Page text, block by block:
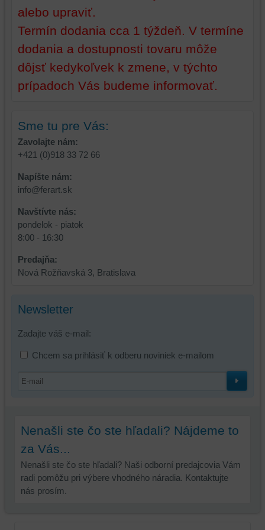
alebo upraviť.
Termín dodania cca 1 týždeň. V termíne
dodania a dostupnosti tovaru môže
dôjsť kedykoľvek k zmene, v týchto
prípadoch Vás budeme informovať.
Sme tu pre Vás:
Zavolajte nám:
+421 (0)918 33 72 66
Napíšte nám:
info@ferart.sk
Navštívte nás:
pondelok - piatok
8:00 - 16:30
Predajňa:
Nová Rožňavská 3, Bratislava
Newsletter
Zadajte váš e-mail:
Chcem sa prihlásiť k odberu noviniek e-mailom
Nenašli ste čo ste hľadali? Nájdeme to
za Vás...
Nenašli ste čo ste hľadali? Naši odborní predajcovia Vám
radi pomôžu pri výbere vhodného náradia. Kontaktujte
nás prosím.
platformy,
zážitku
z
prehliadania
zabezpečenia.
zážitok
z
prehliadania,
ukladať
z
vašich
toho,
mali
používateľský
účet
bez
prihlásenia,
používať
a/alebo
zdroje
strán,
atď.